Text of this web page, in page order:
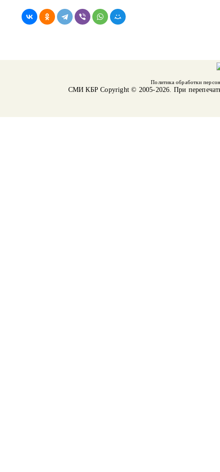
Политика обработки
СМИ КБРCopyright © 2005-2026. При